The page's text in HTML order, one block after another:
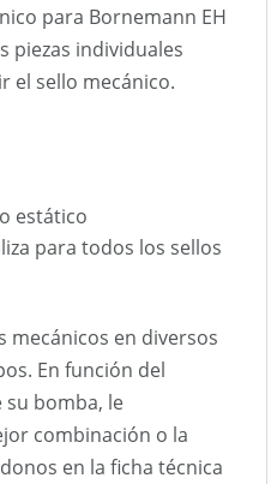
para Bornemann EH
piezas individuales
el sello mecánico.
estático
para todos los sellos
mecánicos en diversos
En función del
bomba, le
combinación o la
en la ficha técnica